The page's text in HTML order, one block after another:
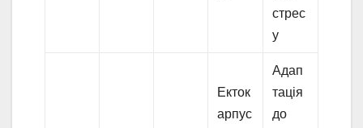
стрес
у
Екток
арпус
Адап
тація
до